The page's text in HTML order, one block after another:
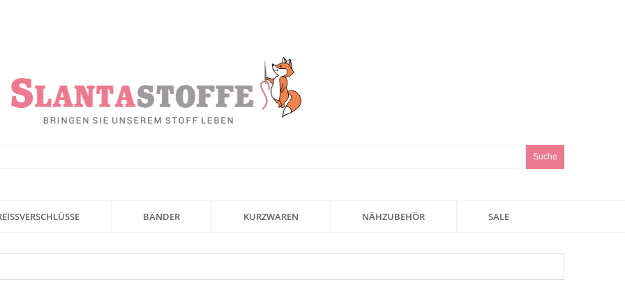
Suche
BÄNDER KURZWAREN NÄHZUBEHÖR SALE